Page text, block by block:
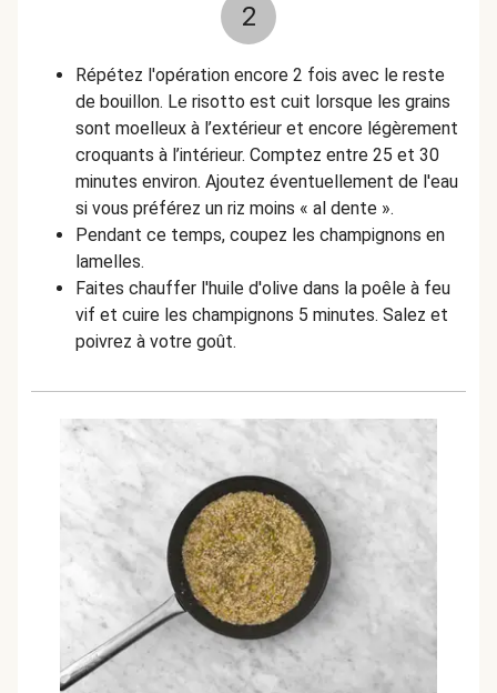
2
Répétez l'opération encore 2 fois avec le reste
de bouillon. Le risotto est cuit lorsque les grains
sont moelleux à l’extérieur et encore légèrement
croquants à l’intérieur. Comptez entre 25 et 30
minutes environ. Ajoutez éventuellement de l'eau
si vous préférez un riz moins « al dente ».
Pendant ce temps, coupez les champignons en
lamelles.
Faites chauffer l'huile d'olive dans la poêle à feu
vif et cuire les champignons 5 minutes. Salez et
poivrez à votre goût.